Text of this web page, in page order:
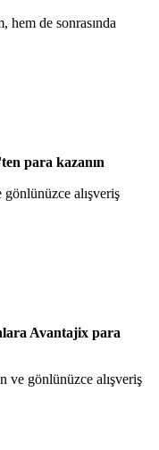
hem de sonrasında
para kazanın
alışveriş
Avantajix para
ve gönlünüzce alışveriş